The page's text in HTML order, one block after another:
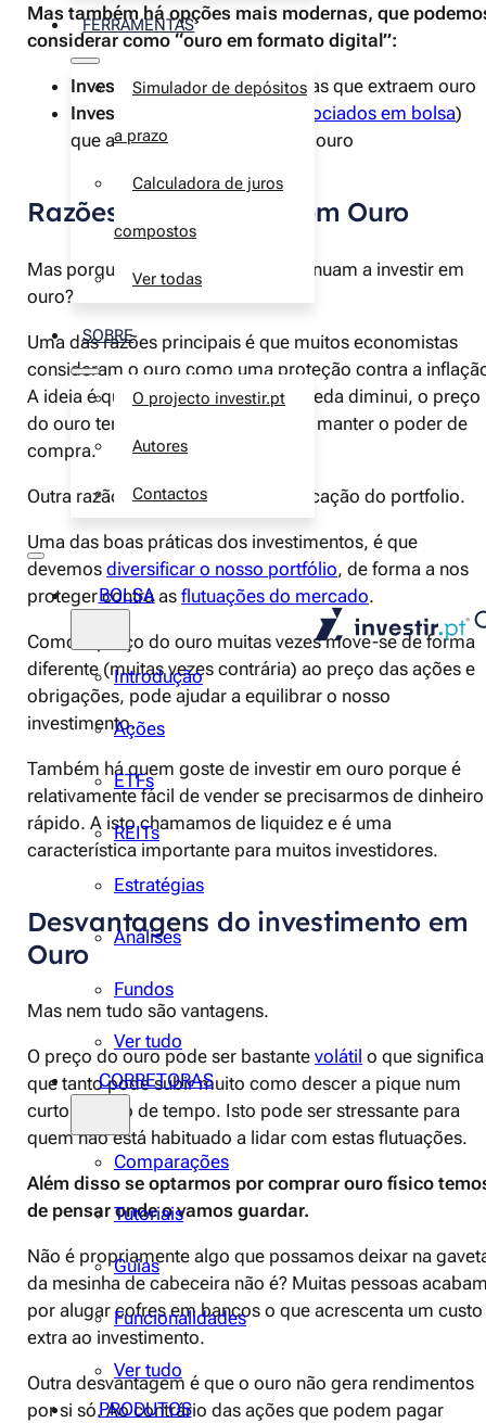
FERRAMENTAS
Simulador de depósitos
a prazo
Calculadora de juros
compostos
Ver todas
SOBRE
O projecto investir.pt
Autores
Contactos
BOLSA
Introdução
Ações
ETFs
REITs
Estratégias
Análises
Fundos
Ver tudo
CORRETORAS
Comparações
Tutoriais
Guias
Funcionalidades
Ver tudo
PRODUTOS
Mas também há opções mais modernas, que
considerar como “ouro em formato digital”:
Investir em açõesde empresas que extraem ouro
Investir em ETFs
fundos negociados em bolsa)
que acompanham o preço do ouro
Razões para Investir em Ouro
Mas porque é que as pessoas continuam a investir em
ouro?
Uma das razões principais é que muitos economistas
consideram o ouro como uma proteção contra a
A ideia é que quando o valor da moeda diminui, o preço
do ouro tende a subir o que ajuda a manter o poder de
compra.
Outra razão importante é a diversificação do portfolio.
Uma das boas práticas dos investimentos, é que
devemos diversificar o nosso portfólio, de forma a nos
proteger contra as flutuações do mercado.
Como o preço do ouro muitas vezes move-se de forma
diferente (muitas vezes contrária) ao preço das ações e
obrigações, pode ajudar a equilibrar o nosso
investimento.
Também há quem goste de investir em ouro porque é
relativamente fácil de vender se precisarmos de dinheiro
rápido. A isto chamamos de liquidez e é uma
característica importante para muitos investidores.
Desvantagens do investimento em
Ouro
Mas nem tudo são vantagens.
O preço do ouro pode ser bastante volátil o que significa
que tanto pode subir muito como descer a pique num
curto espaço de tempo. Isto pode ser stressante para
quem não está habituado a lidar com estas flutuações.
Além disso se optarmos por comprar ouro físico
de pensar onde o vamos guardar.
Não é propriamente algo que possamos deixar na
da mesinha de cabeceira não é? Muitas pessoas
por alugar cofres em bancos o que acrescenta um custo
extra ao investimento.
Outra desvantagem é que o ouro não gera rendimentos
por si só. Ao contrário das ações que podem pagar